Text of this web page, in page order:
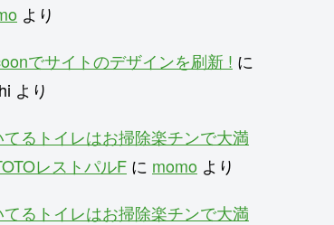
より
でサイトのデザインを刷新 ! に
より
るトイレはお掃除楽チンで大満
レストパルF に momo より
るトイレはお掃除楽チンで大満